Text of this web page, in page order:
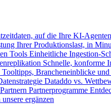
auf die Ihre KI-
Ihrer Produktionslast, in
Tools Einheitliche Ingestion-
Schnelle, konforme
Brancheneinblicke und
Dataddo vs.
Partnerprogramme
ergänzen